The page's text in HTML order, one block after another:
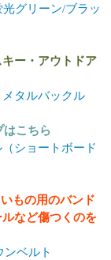
グリーン/ブラッ
ー・アウトドア
タルバックル
こちら
ショートボード
もの用のバンド
など傷つくのを
ンベルト